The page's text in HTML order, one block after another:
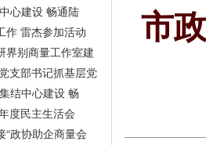
心建设 畅通陆
作 雷杰参加活动
界别商量工作室建
支部书记抓基层党
结中心建设 畅
度民主生活会
“政协助企商量会
市